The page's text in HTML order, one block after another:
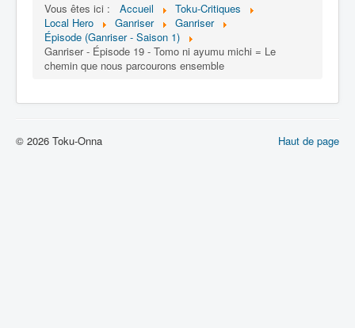
Tetsujin Ganriser (鉄神 ガンライザ
ー) = Dieu de fer Ganriser
Série
Objets
Vous êtes ici : Accueil
Toku-Critiques
Local Hero
Ganriser
Ganriser
Épisode (Ganriser - Saison 1)
Ganriser - Épisode 19 - Tomo ni ayumu michi = Le
chemin que nous parcourons ensemble
Haut de page
© 2026 Toku-Onna